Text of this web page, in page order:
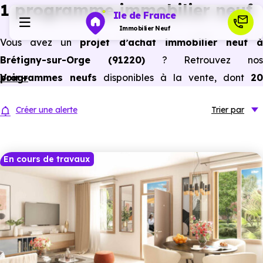
Ile de France
Immobilier Neuf
Programmes neufs
Habiter
Actualités
Ressources
Financer
1 programme immobilier neuf
Vous avez unprojet d’achat immobilier neuf à
Brétigny-sur-Orge (91220)? Retrouvez nos
programmes neufs disponibles à la vente, dont 20
pièces et plus,
sans frais
Selon lesprogrammes immobiliers neufs disponibles
à Brétigny-sur-Orge (91220) , vous pouvez aussi
bénéficier des avantages du neuf :
PTZ, TVA réduite
dans certains cas, frais de notaire réduits, bonnes
performances énergétiques, garanties constructeur, etc.
Voir +
Créer une alerte Trier par
En cours de travaux